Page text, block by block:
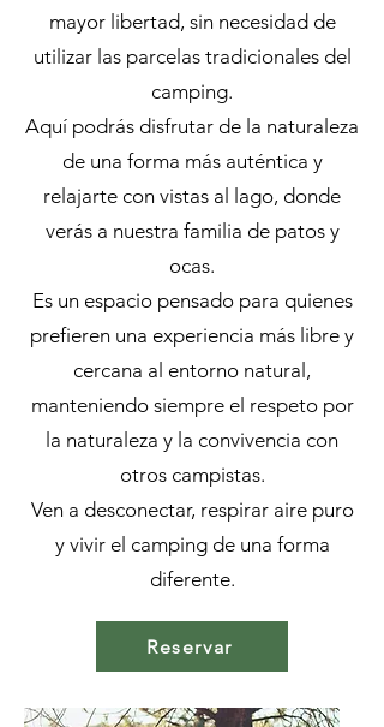
mayor libertad, sin necesidad de
utilizar las parcelas tradicionales del
camping.
Aquí podrás disfrutar de la naturaleza
de una forma más auténtica y
relajarte con vistas al lago, donde
verás a nuestra familia de patos y
ocas.
Es un espacio pensado para quienes
prefieren una experiencia más libre y
cercana al entorno natural,
manteniendo siempre el respeto por
la naturaleza y la convivencia con
otros campistas.
Ven a desconectar, respirar aire puro
y vivir el camping de una forma
diferente.
Reservar